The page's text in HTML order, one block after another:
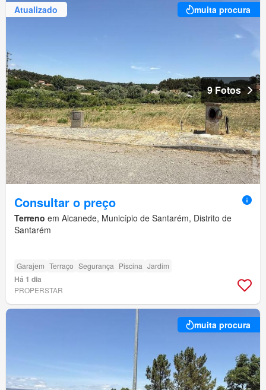
Atualizado muita procura
9 Fotos
Consultar o preço
Terreno em Alcanede, Município de Santarém, Distrito de
Santarém
Garajem Terraço Segurança Piscina Jardim
Há 1 dia
PROPERSTAR
muita procura